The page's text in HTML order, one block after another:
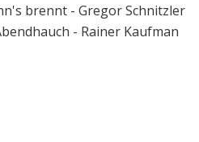
brennt - Gregor Schnitzler
- Rainer Kaufman